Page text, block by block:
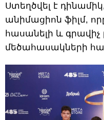
Ստեղծվել է
անիմացիոն ֆիլմ,
հասանելի և գրավիչ
մեծահասակների